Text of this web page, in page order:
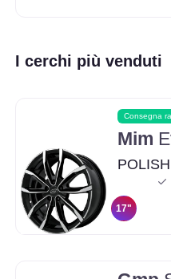
I cerchi più venduti
Consegna
Mim
17"